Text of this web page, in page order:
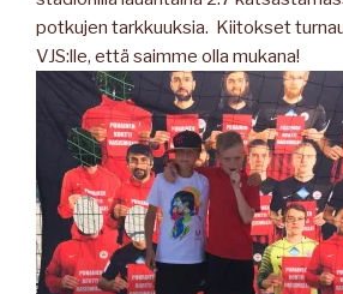
potkujen tarkkuuksia. Kiitokset
VJS:lle, että saimme olla mukana!